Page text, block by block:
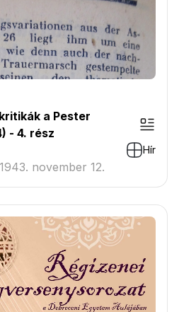
a Pester
- 4. rész
Hír
november 12.